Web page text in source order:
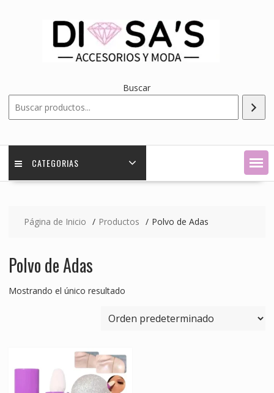
Buscar
CATEGORIAS
Página de Inicio Productos Polvo de Adas
Polvo de Adas
Mostrando el único resultado